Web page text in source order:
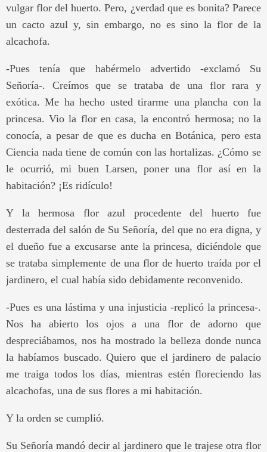
vulgar flor del huerto. Pero, ¿verdad que es bonita? Parece
un cacto azul y, sin embargo, no es sino la flor de la
alcachofa.
-Pues tenía que habérmelo advertido -exclamó Su
Señoría-. Creímos que se trataba de una flor rara y
exótica. Me ha hecho usted tirarme una plancha con la
princesa. Vio la flor en casa, la encontró hermosa; no la
conocía, a pesar de que es ducha en Botánica, pero esta
Ciencia nada tiene de común con las hortalizas. ¿Cómo se
le ocurrió, mi buen Larsen, poner una flor así en la
habitación? ¡Es ridículo!
Y la hermosa flor azul procedente del huerto fue
desterrada del salón de Su Señoría, del que no era digna, y
el dueño fue a excusarse ante la princesa, diciéndole que
se trataba simplemente de una flor de huerto traída por el
jardinero, el cual había sido debidamente reconvenido.
-Pues es una lástima y una injusticia -replicó la princesa-.
Nos ha abierto los ojos a una flor de adorno que
despreciábamos, nos ha mostrado la belleza donde nunca
la habíamos buscado. Quiero que el jardinero de palacio
me traiga todos los días, mientras estén floreciendo las
alcachofas, una de sus flores a mi habitación.
Y la orden se cumplió.
Su Señoría mandó decir al jardinero que le trajese otra flor